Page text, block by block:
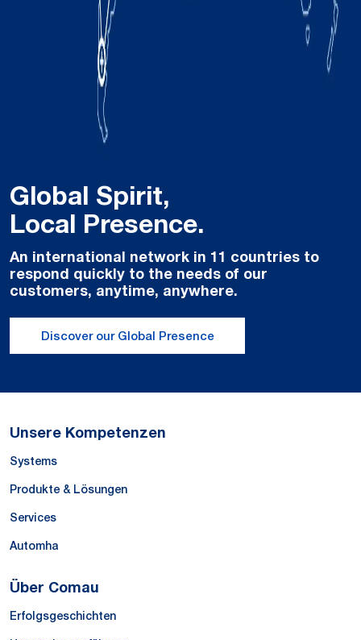
Global Spirit,
Local Presence.
An international network in 11 countries to
respond quickly to the needs of our
customers, anytime, anywhere.
Discover our Global Presence
Unsere Kompetenzen
Systems
Produkte & Lösungen
Services
Automha
Über Comau
Erfolgsgeschichten